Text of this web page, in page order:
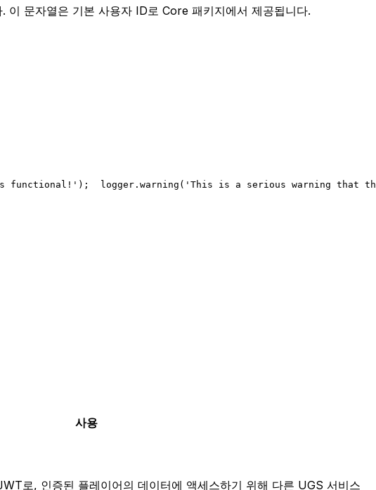
이 문자열은 기본 사용자 ID로 Core 패키지에서 제공됩니다.
functional!');
logger.warning('This is a serious warning that
사용
로, 인증된 플레이어의 데이터에 액세스하기 위해 다른 UGS 서비스